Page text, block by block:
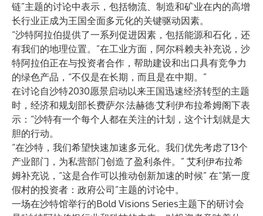
链”主题的讨论中表示，包括物流、制造和矿业在内的高增
长行业正成为王国全面多元化的关键驱动因素。
“沙特阿拉伯提供了一系列促进因素，包括能源和石化，还
有我们的地理位置。”在工业方面，阿尔科赖夫补充说，沙
特阿拉伯正在与投资者合作，帮助建设和出口具有竞争力
的绿色产品，“不仅是在长期，而且是在中期。”
在讨论自沙特2030愿景启动以来王国迅速经济转型的主题
时，经济和规划部长费萨尔·法赫德·艾利伊布拉希姆阁下表
示：“沙特有一个每个人都在关注的计划，这个计划就是大
胆的行动。
“在沙特，我们希望快速加速多元化。我们优先考虑了13个
产业部门，为私营部门创造了盈利条件。” 艾利伊布拉希
姆补充说，“这是合作可以推动创新加速的时候” 在“第一度
假村的投资者：政府公司”主题的讨论中。
一场在沙特馆举行的Bold Visions Series主题下的研讨会